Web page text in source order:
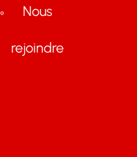
Nous
rejoindre